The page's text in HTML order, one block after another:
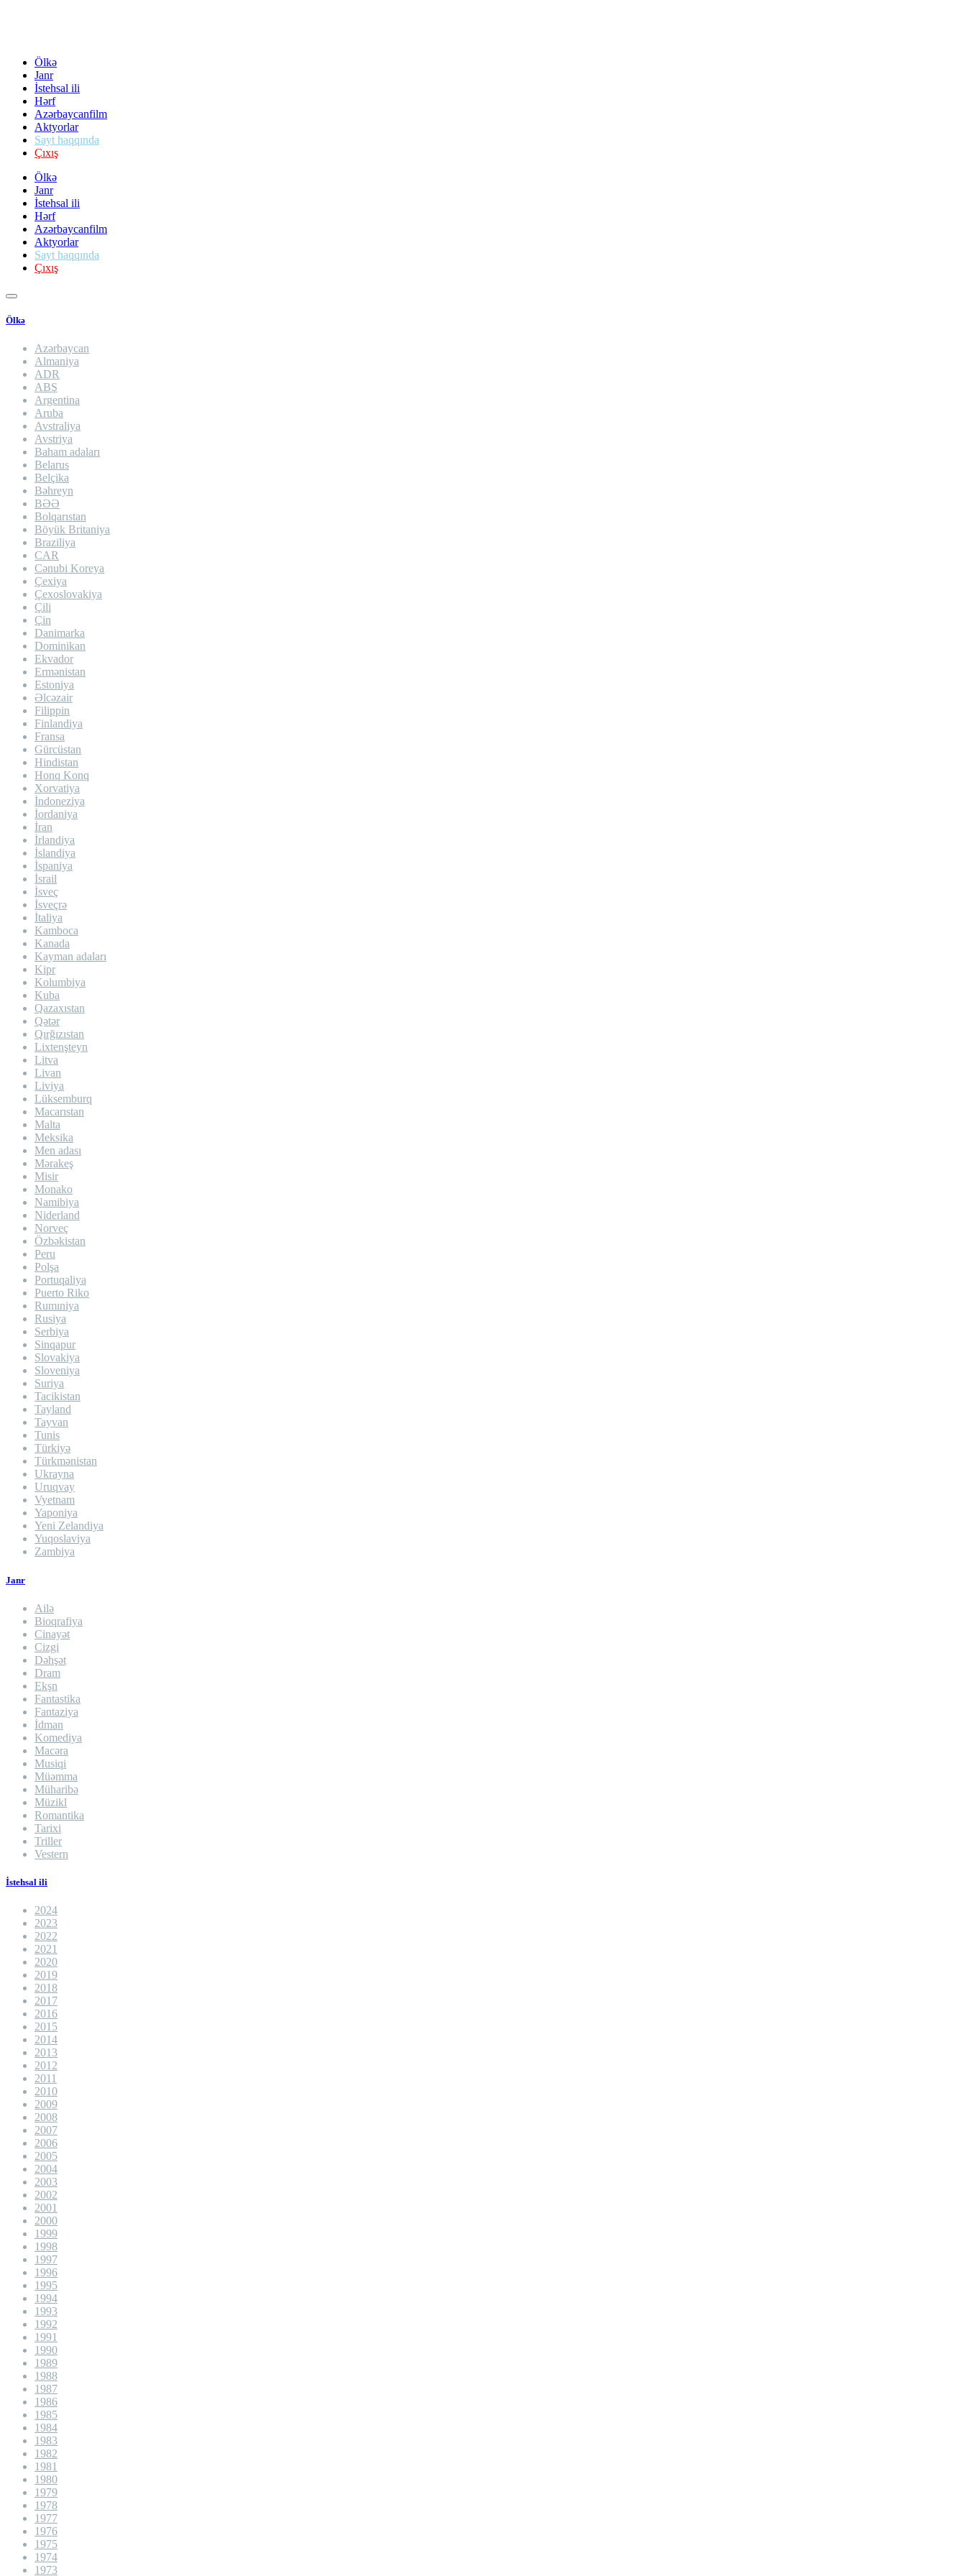
Ölkə
Janr
İstehsal ili
Hərf
Azərbaycanfilm
Aktyorlar
Sayt haqqında
Çıxış
Ölkə
Janr
İstehsal ili
Hərf
Azərbaycanfilm
Aktyorlar
Sayt haqqında
Çıxış
Ölkə
Azərbaycan
Almaniya
ADR
ABŞ
Argentina
Aruba
Avstraliya
Avstriya
Baham adaları
Belarus
Belçika
Bəhreyn
BƏƏ
Bolqarıstan
Böyük Britaniya
Braziliya
CAR
Cənubi Koreya
Çexiya
Çexoslovakiya
Çili
Çin
Danimarka
Dominikan
Ekvador
Ermənistan
Estoniya
Əlcəzair
Filippin
Finlandiya
Fransa
Gürcüstan
Hindistan
Honq Konq
Xorvatiya
İndoneziya
İordaniya
İran
İrlandiya
İslandiya
İspaniya
İsrail
İsveç
İsveçrə
İtaliya
Kamboca
Kanada
Kayman adaları
Kipr
Kolumbiya
Kuba
Qazaxıstan
Qətər
Qırğızıstan
Lixtenşteyn
Litva
Livan
Liviya
Lüksemburq
Macarıstan
Malta
Meksika
Men adası
Mərakeş
Misir
Monako
Namibiya
Niderland
Norveç
Özbəkistan
Peru
Polşa
Portuqaliya
Puerto Riko
Rumıniya
Rusiya
Serbiya
Sinqapur
Slovakiya
Sloveniya
Suriya
Tacikistan
Tayland
Tayvan
Tunis
Türkiyə
Türkmənistan
Ukrayna
Uruqvay
Vyetnam
Yaponiya
Yeni Zelandiya
Yuqoslaviya
Zambiya
Janr
Ailə
Bioqrafiya
Cinayət
Cizgi
Dəhşət
Dram
Ekşn
Fantastika
Fantaziya
İdman
Komediya
Macəra
Musiqi
Müəmma
Müharibə
Müzikl
Romantika
Tarixi
Triller
Vestern
İstehsal ili
2024
2023
2022
2021
2020
2019
2018
2017
2016
2015
2014
2013
2012
2011
2010
2009
2008
2007
2006
2005
2004
2003
2002
2001
2000
1999
1998
1997
1996
1995
1994
1993
1992
1991
1990
1989
1988
1987
1986
1985
1984
1983
1982
1981
1980
1979
1978
1977
1976
1975
1974
1973